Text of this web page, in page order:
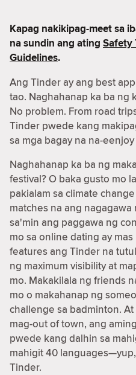
Kapag nakikipag-meet sa
na sundin ang ating Safety
Guidelines.
Ang Tinder ay ang best
tao. Naghahanap ka ba ng
No problem. From road
Tinder pwede kang
sa mga bagay na na-
Naghahanap ka ba ng
festival? O baka gusto mo
pakialam sa climate
matches na ang
sa'min ang paggawa ng
mo sa online dating ay
features ang Tinder na
ng maximum visibility at
mo. Makakilala ng friends
mo o makahanap ng
challenge sa badminton.
mag-out of town, ang
pwede kang dalhin sa
mahigit 40
Tinder.